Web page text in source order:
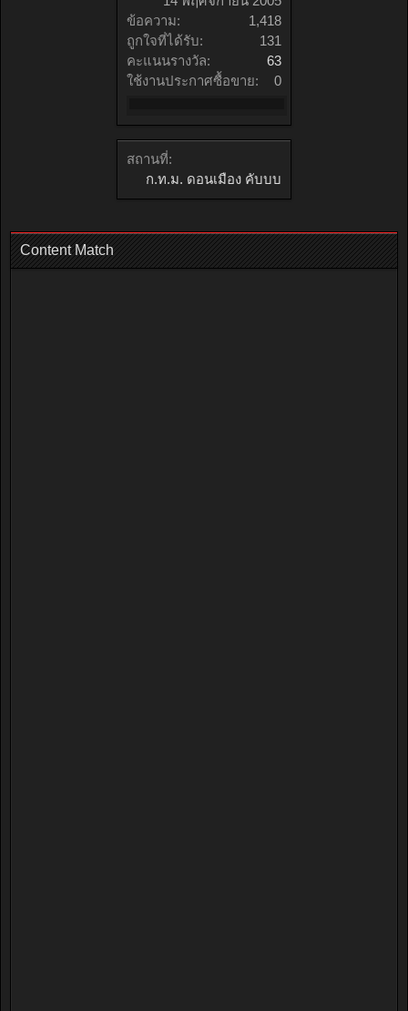
ข้อความ:
1,418
ถูกใจที่ได้รับ:
131
คะแนนรางวัล:
63
ใช้งานประกาศซื้อขาย:
0
สถานที่:
ก.ท.ม. ดอนเมือง คับบบ
Content Match